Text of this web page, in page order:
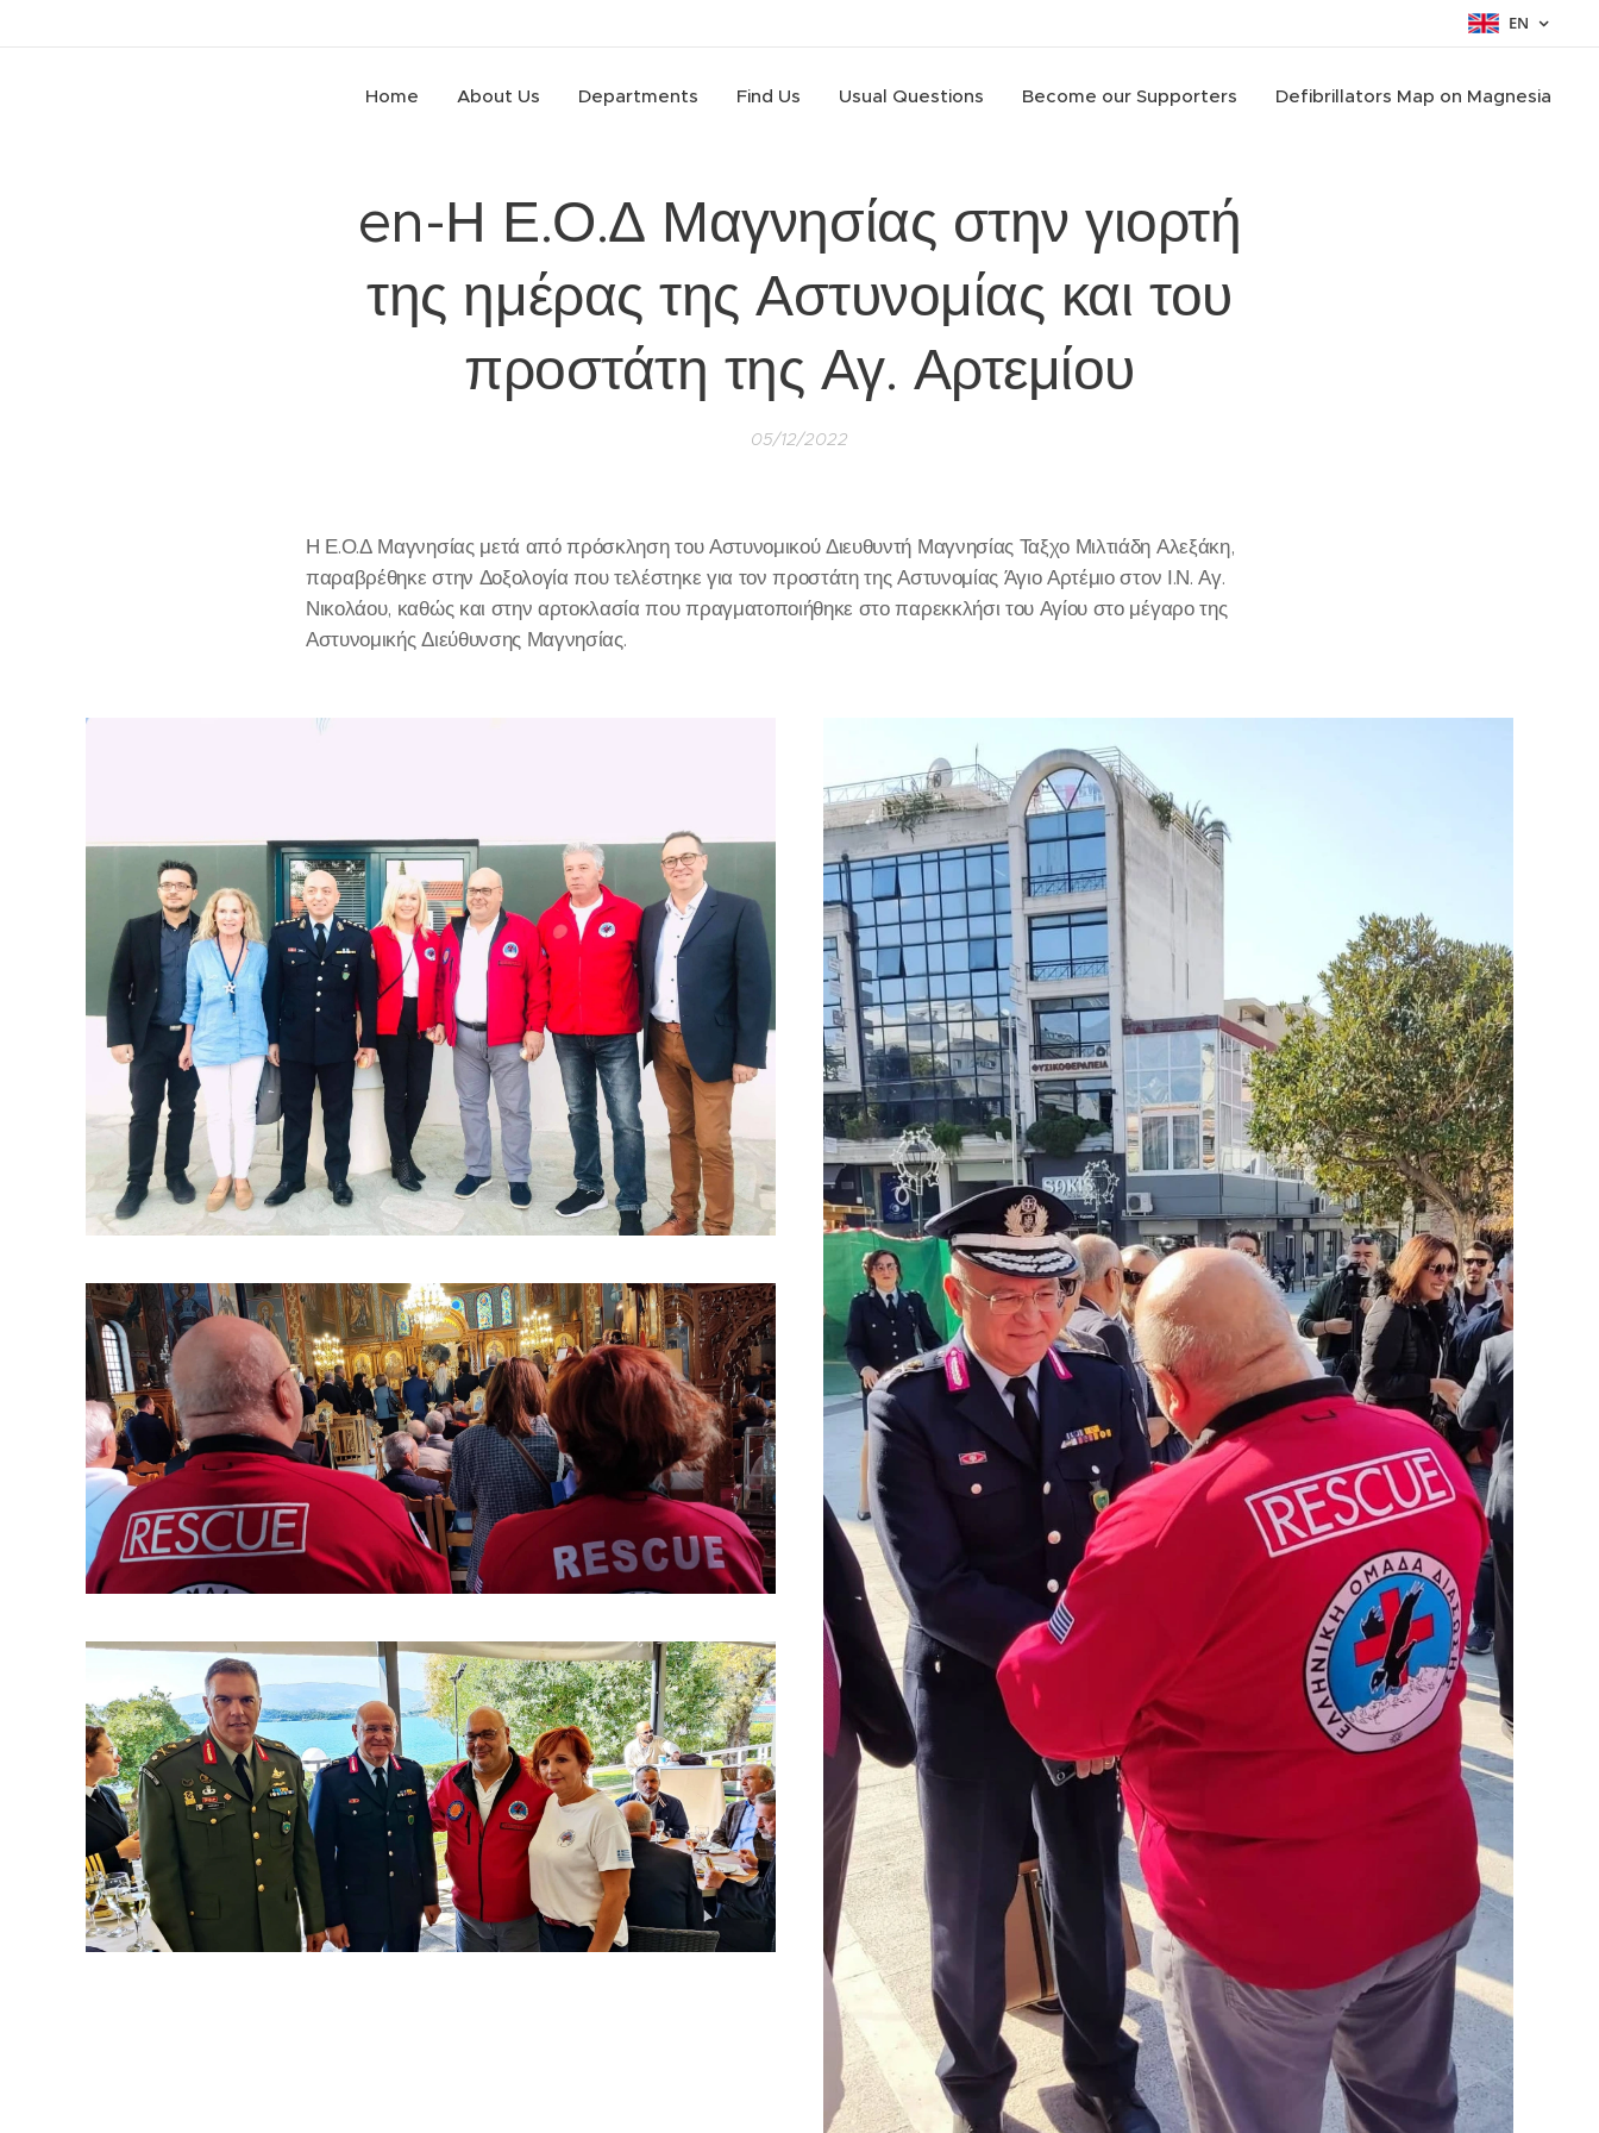
EN
Home About Us Departments Find Us Usual Questions Become our Supporters Defibrillators Map on Magnesia
en-Η Ε.Ο.Δ Μαγνησίας στην γιορτή
της ημέρας της Αστυνομίας και του
προστάτη της Αγ. Αρτεμίου
05/12/2022
Η Ε.Ο.Δ Μαγνησίας μετά από πρόσκληση του Αστυνομικού Διευθυντή Μαγνησίας Ταξχο Μιλτιάδη Αλεξάκη,
παραβρέθηκε στην Δοξολογία που τελέστηκε για τον προστάτη της Αστυνομίας Άγιο Αρτέμιο στον Ι.Ν. Αγ.
Νικολάου, καθώς και στην αρτοκλασία που πραγματοποιήθηκε στο παρεκκλήσι του Αγίου στο μέγαρο της
Αστυνομικής Διεύθυνσης Μαγνησίας.